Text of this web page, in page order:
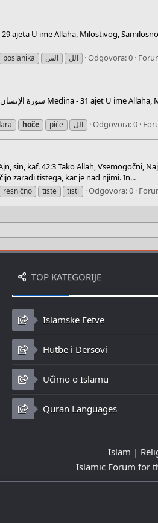
poslanika الس الل Odgovora: 0
hoče piće الل Odgovora: 0
sin, kaf. 42:3 Tako Allah,
zaradi tistega, kar je nad njimi. In...
resnično tiste tisti Odgovora: 0
TOP KATEGORIJE
Islamske Fetve
Hutbe i Dersovi
Učimo o Islamu
Quran Languages
Islam |
Islamic Forum for